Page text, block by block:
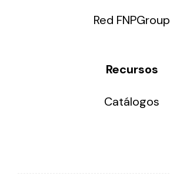
Red FNPGroup
Recursos
Catálogos